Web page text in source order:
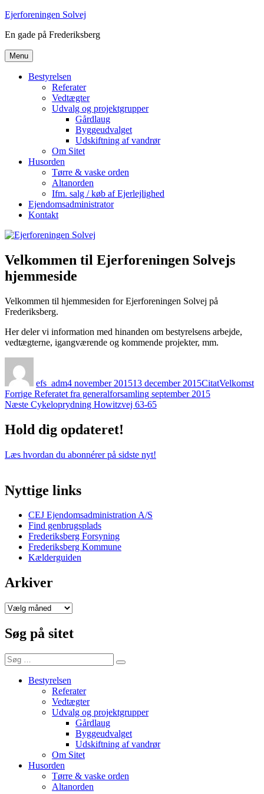
Videre
indhold
Ejerforeningen Solvej
En gade på Frederiksberg
Menu
Bestyrelsen
Referater
Vedtægter
Udvalg og projektgrupper
Gårdlaug
Byggeudvalget
Udskiftning af vandrør
Om Sitet
Husorden
Tørre & vaske orden
Altanorden
Ifm. salg / køb af Ejerlejlighed
Ejendomsadministrator
Kontakt
Velkommen til Ejerforeningen Solvejs
hjemmeside
Velkommen til hjemmesiden for Ejerforeningen Solvej på
Frederiksberg.
Her deler vi information med hinanden om bestyrelsens arbejde,
vedtægterne, igangværende og kommende projekter, mm.
efs_adm4 november 201513 december 2015CitatVelkomst
Indlægsnavigation
Forrige Forrige
indlæg:
Referatet fra generalforsamling september 2015
Næste Næste
Cykeloprydning Howitzvej 63-65
Hold dig opdateret!
Læs hvordan du abonnérer på sidste nyt!
Nyttige links
CEJ Ejendomsadministration A/S
Find genbrugsplads
Frederiksberg Forsyning
Frederiksberg Kommune
Kælderguiden
Arkiver
Arkiver
Søg på sitet
Søg
efter:
Søg
Bestyrelsen
Referater
Vedtægter
Udvalg og projektgrupper
Gårdlaug
Byggeudvalget
Udskiftning af vandrør
Om Sitet
Husorden
Tørre & vaske orden
Altanorden